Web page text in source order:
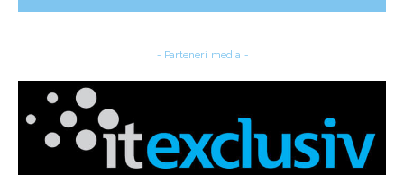
- Parteneri media -